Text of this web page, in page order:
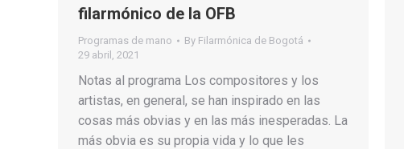
filarmónico de la OFB
Programas de mano By Filarmónica de Bogotá
29 abril, 2021
Notas al programa Los compositores y los
artistas, en general, se han inspirado en las
cosas más obvias y en las más inesperadas. La
más obvia es su propia vida y lo que les